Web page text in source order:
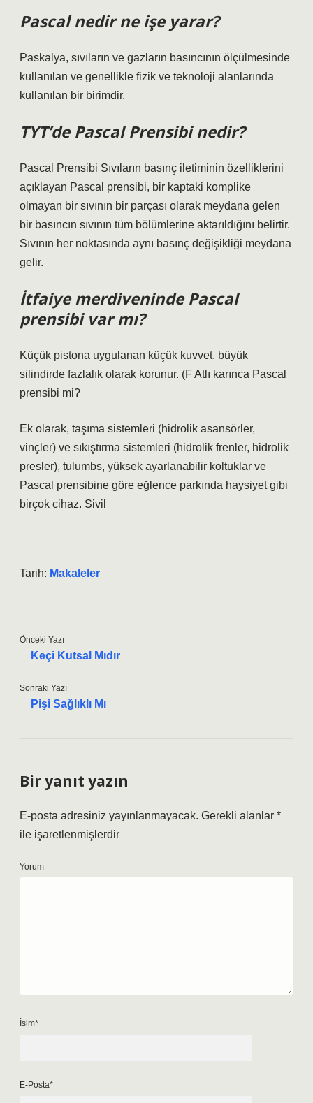
Pascal nedir ne işe yarar?
Paskalya, sıvıların ve gazların basıncının ölçülmesinde
kullanılan ve genellikle fizik ve teknoloji alanlarında
kullanılan bir birimdir.
TYT’de Pascal Prensibi nedir?
Pascal Prensibi Sıvıların basınç iletiminin özelliklerini
açıklayan Pascal prensibi, bir kaptaki komplike
olmayan bir sıvının bir parçası olarak meydana gelen
bir basıncın sıvının tüm bölümlerine aktarıldığını belirtir.
Sıvının her noktasında aynı basınç değişikliği meydana
gelir.
İtfaiye merdiveninde Pascal
prensibi var mı?
Küçük pistona uygulanan küçük kuvvet, büyük
silindirde fazlalık olarak korunur. (FAtlı karınca Pascal
prensibi mi?
Ek olarak, taşıma sistemleri (hidrolik asansörler,
vinçler) ve sıkıştırma sistemleri (hidrolik frenler, hidrolik
presler), tulumbs, yüksek ayarlanabilir koltuklar ve
Pascal prensibine göre eğlence parkında haysiyet gibi
birçok cihaz. Sivil
Tarih: Makaleler
Önceki Yazı
Keçi Kutsal Mıdır
Sonraki Yazı
Pişi Sağlıklı Mı
Bir yanıt yazın
E-posta adresiniz yayınlanmayacak. Gerekli alanlar *
ile işaretlenmişlerdir
Yorum
İsim*
E-Posta*